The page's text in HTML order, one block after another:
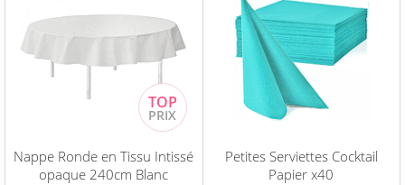
Nappe Ronde en Tissu Intissé
opaque 240cm Blanc
Petites Serviettes Cocktail
Papier x40